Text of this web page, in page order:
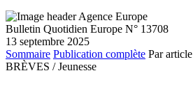
Bulletin Quotidien Europe N° 13708
13 septembre 2025
Sommaire Publication complète Par article
BRÈVES / Jeunesse